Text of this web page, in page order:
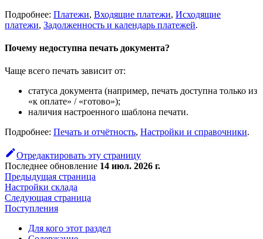
Подробнее: Платежи, Входящие платежи, Исходящие
платежи, Задолженность и календарь платежей.
Почему недоступна печать документа?
Чаще всего печать зависит от:
статуса документа (например, печать доступна только из
«к оплате» / «готово»);
наличия настроенного шаблона печати.
Подробнее: Печать и отчётность, Настройки и справочники.
Отредактировать эту страницу
Последнее обновление 14 июл. 2026 г.
Предыдущая страница
Настройки склада
Следующая страница
Поступления
Для кого этот раздел